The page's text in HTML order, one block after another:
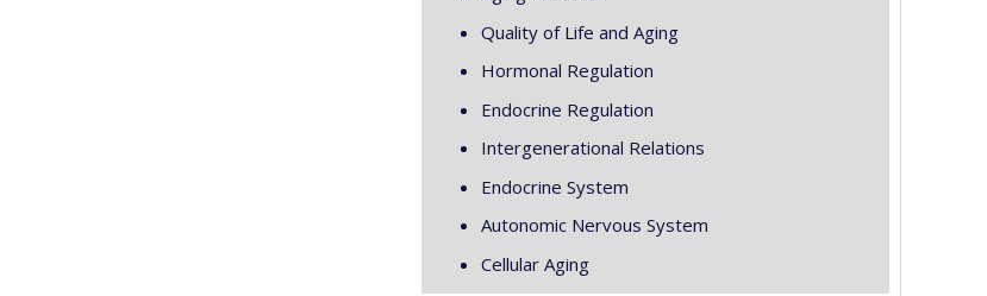
Quality of Life and Aging
Hormonal Regulation
Endocrine Regulation
Intergenerational Relations
Endocrine System
Autonomic Nervous System
Cellular Aging